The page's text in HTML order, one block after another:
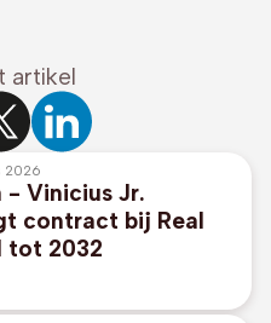
artikel
2026
- Vinicius Jr.
contract bij Real
tot 2032